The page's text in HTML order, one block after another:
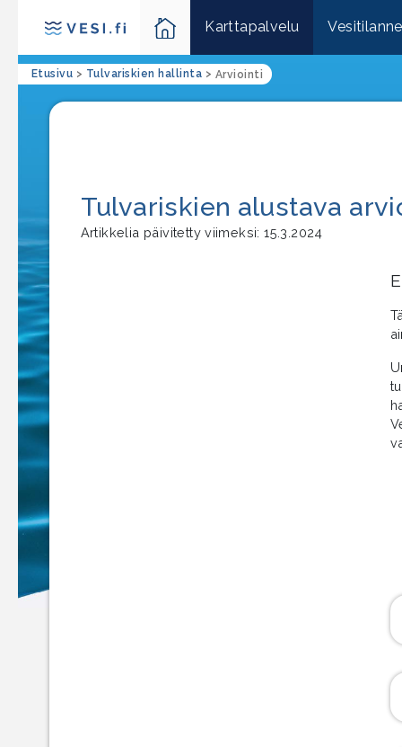
Karttapalvelu Vesitilanne
Etusivu > Tulvariskien hallinta > Arviointi
Tulvariskien alustava
Artikkelia päivitetty viimeksi: 15.3.2024